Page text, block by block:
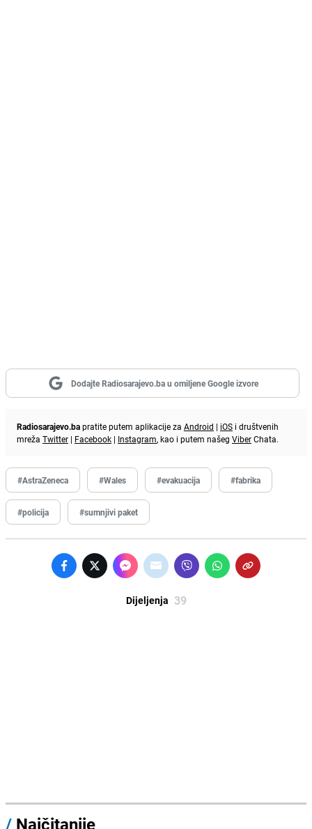
Dodajte Radiosarajevo.ba u omiljene Google izvore
Radiosarajevo.bapratite putem aplikacije za Android | iOS i društvenih
mreža Twitter | Facebook | Instagram, kao i putem našeg ViberChata.
#AstraZeneca #Wales #evakuacija #fabrika
#policija #sumnjivi paket
Dijeljenja 39
/ Najčitanije